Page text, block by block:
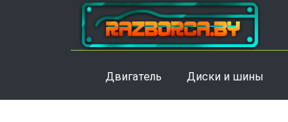
Двигатель Диски и шины